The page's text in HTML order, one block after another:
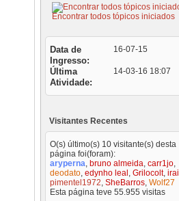
Encontrar todos tópicos iniciados
Data de
Ingresso
16-07-15
Última
Atividade
14-03-16 18:07
Visitantes Recentes
O(s) último(s) 10 visitante(s) desta
página foi(foram):
aryperna, bruno almeida, carr1jo,
deodato, edynho leal , Grilocolt, irai
pimentel1972, SheBarros, Wolf27
Esta página teve 55.955 visitas